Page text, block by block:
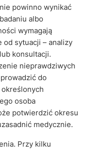
powinno wynikać
albo
wymagają
od sytuacji – analizy
konsultacji.
nieprawdziwych
do
osoba
potwierdzić okresu
medycznie.
Przy kilku